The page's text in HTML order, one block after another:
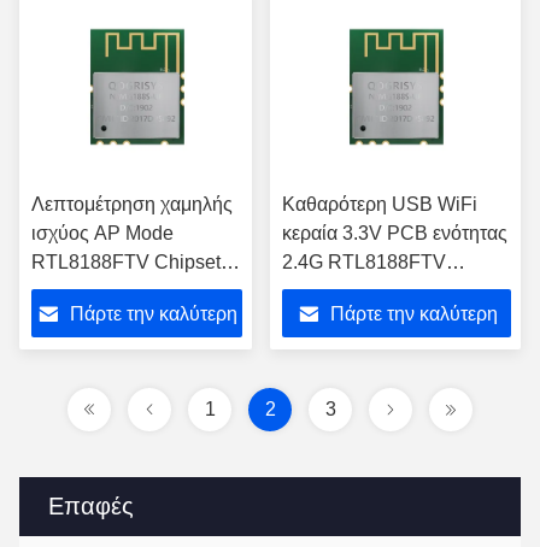
Επαφές
Λεπτομέτρηση χαμηλής
ισχύος AP Mode
RTL8188FTV Chipset
USB Realtek WiFi
ModuleΠάρτε την καλύτερη
Καθαρότερη USB WiFi
κεραία 3.3V PCB ενότητας
2.4G RTL8188FTV
ρομπότ
Πάρτε την καλύτερη
1 2 3